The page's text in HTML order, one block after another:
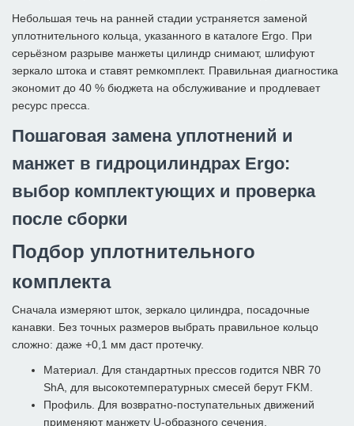
Небольшая течь на ранней стадии устраняется заменой
уплотнительного кольца, указанного в каталоге Ergo. При
серьёзном разрыве манжеты цилиндр снимают, шлифуют
зеркало штока и ставят ремкомплект. Правильная диагностика
экономит до 40 % бюджета на обслуживание и продлевает
ресурс пресса.
Пошаговая замена уплотнений и
манжет в гидроцилиндрах Ergo:
выбор комплектующих и проверка
после сборки
Подбор уплотнительного
комплекта
Сначала измеряют шток, зеркало цилиндра, посадочные
канавки. Без точных размеров выбрать правильное кольцо
сложно: даже +0,1 мм даст протечку.
Материал. Для стандартных прессов годится NBR 70
ShA, для высокотемпературных смесей берут FKM.
Профиль. Для возвратно-поступательных движений
применяют манжету U-образного сечения.